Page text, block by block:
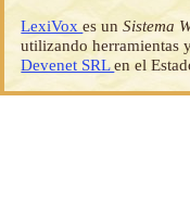
LexiVoxes unSistema
utilizando herramientas
Devenet SRLen el